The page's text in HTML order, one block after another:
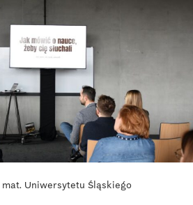
Uniwersytetu Śląskiego